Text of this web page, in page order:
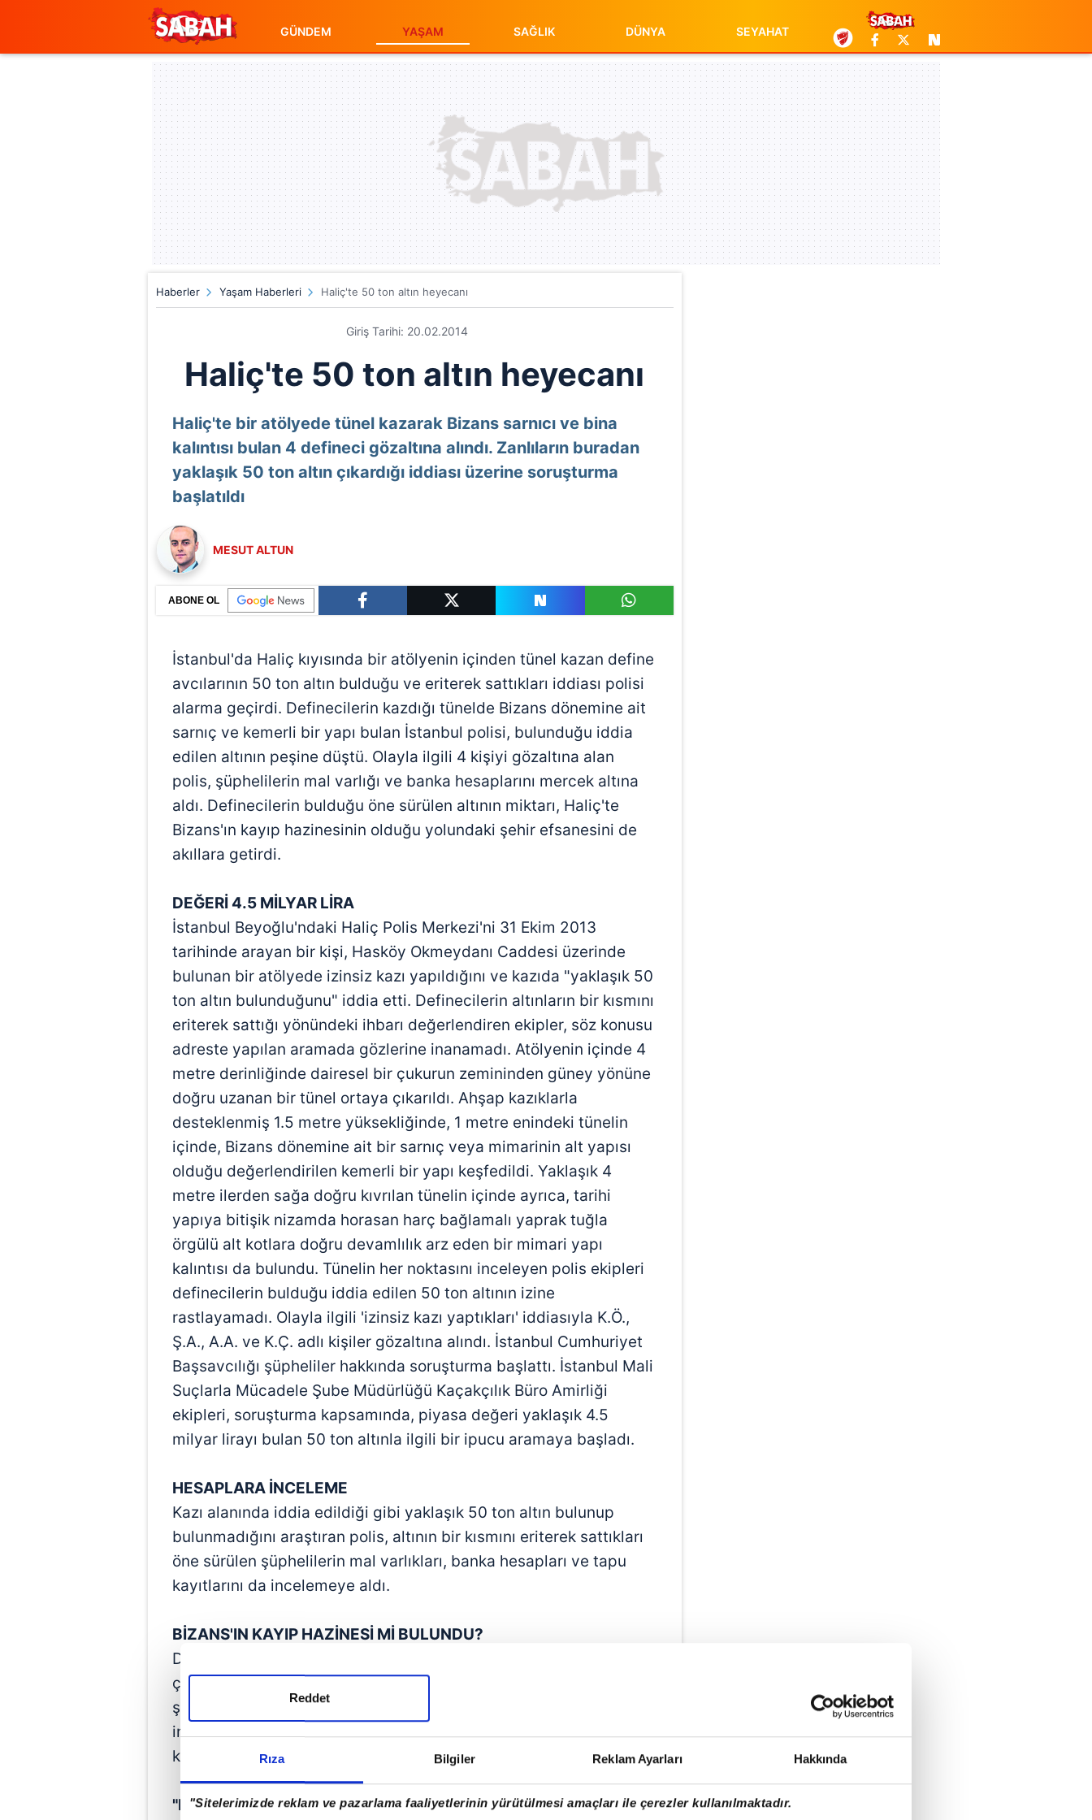
Rıza Bilgiler Reklam Ayarları Hakkında
"Sitelerimizde reklam ve pazarlama faaliyetlerinin yürütülmesi amaçları ile çerezler kullanılmaktadır.
Reddet
GÜNDEM YAŞAM SAĞLIK DÜNYA SEYAHAT
Haberler Yaşam Haberleri Haliç'te 50 ton altın heyecanı
Giriş Tarihi: 20.02.2014
Haliç'te 50 ton altın heyecanı
Haliç'te bir atölyede tünel kazarak Bizans sarnıcı ve bina
kalıntısı bulan 4 defineci gözaltına alındı. Zanlıların buradan
yaklaşık 50 ton altın çıkardığı iddiası üzerine soruşturma
başlatıldı
MESUT ALTUN
ABONE OL
İstanbul'da Haliç kıyısında bir atölyenin içinden tünel kazan define
avcılarının 50 ton altın bulduğu ve eriterek sattıkları iddiası polisi
alarma geçirdi. Definecilerin kazdığı tünelde Bizans dönemine ait
sarnıç ve kemerli bir yapı bulan İstanbul polisi, bulunduğu iddia
edilen altının peşine düştü. Olayla ilgili 4 kişiyi gözaltına alan
polis, şüphelilerin mal varlığı ve banka hesaplarını mercek altına
aldı. Definecilerin bulduğu öne sürülen altının miktarı, Haliç'te
Bizans'ın kayıp hazinesinin olduğu yolundaki şehir efsanesini de
akıllara getirdi.
DEĞERİ 4.5 MİLYAR LİRA
İstanbul Beyoğlu'ndaki Haliç Polis Merkezi'ni 31 Ekim 2013
tarihinde arayan bir kişi, Hasköy Okmeydanı Caddesi üzerinde
bulunan bir atölyede izinsiz kazı yapıldığını ve kazıda "yaklaşık 50
ton altın bulunduğunu" iddia etti. Definecilerin altınların bir kısmını
eriterek sattığı yönündeki ihbarı değerlendiren ekipler, söz konusu
adreste yapılan aramada gözlerine inanamadı. Atölyenin içinde 4
metre derinliğinde dairesel bir çukurun zemininden güney yönüne
doğru uzanan bir tünel ortaya çıkarıldı. Ahşap kazıklarla
desteklenmiş 1.5 metre yüksekliğinde, 1 metre enindeki tünelin
içinde, Bizans dönemine ait bir sarnıç veya mimarinin alt yapısı
olduğu değerlendirilen kemerli bir yapı keşfedildi. Yaklaşık 4
metre ilerden sağa doğru kıvrılan tünelin içinde ayrıca, tarihi
yapıya bitişik nizamda horasan harç bağlamalı yaprak tuğla
örgülü alt kotlara doğru devamlılık arz eden bir mimari yapı
kalıntısı da bulundu. Tünelin her noktasını inceleyen polis ekipleri
definecilerin bulduğu iddia edilen 50 ton altının izine
rastlayamadı. Olayla ilgili 'izinsiz kazı yaptıkları' iddiasıyla K.Ö.,
Ş.A., A.A. ve K.Ç. adlı kişiler gözaltına alındı. İstanbul Cumhuriyet
Başsavcılığı şüpheliler hakkında soruşturma başlattı. İstanbul Mali
Suçlarla Mücadele Şube Müdürlüğü Kaçakçılık Büro Amirliği
ekipleri, soruşturma kapsamında, piyasa değeri yaklaşık 4.5
milyar lirayı bulan 50 ton altınla ilgili bir ipucu aramaya başladı.
HESAPLARA İNCELEME
Kazı alanında iddia edildiği gibi yaklaşık 50 ton altın bulunup
bulunmadığını araştıran polis, altının bir kısmını eriterek sattıkları
öne sürülen şüphelilerin mal varlıkları, banka hesapları ve tapu
kayıtlarını da incelemeye aldı.
BİZANS'IN KAYIP HAZİNESİ Mİ BULUNDU?
Definecilerin
çevirirken, Bizans'ın kayıp hazinesinin Haliç'te olduğu yolundaki
şehir efsanesini de akıllara getirdi. Tarihçiler, bölgede Bizans
imparatorunun yazlık saray ve kasırlarının bulunduğu, ancak bu
kadar çok altının olduğuna ihtimal vermediklerini söyledi.
"BATIKLAR HALİÇ'İN DİBİNDE"